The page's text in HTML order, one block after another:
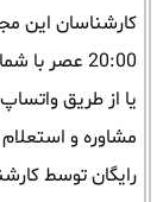
20:00 عصر
یا از طریق واتساپ
مشاوره و
رایگان توسط